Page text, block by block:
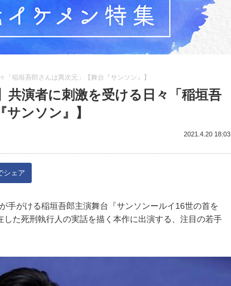
稲垣吾郎さんは異次元」【舞台『サンソン』】
共演者に刺激を受ける日々「稲垣吾
ンソン』】
2021.4.20 18:03
シェア
手がける稲垣吾郎主演舞台『サンソンールイ16世の首を
た死刑執行人の実話を描く本作に出演する、注目の若手